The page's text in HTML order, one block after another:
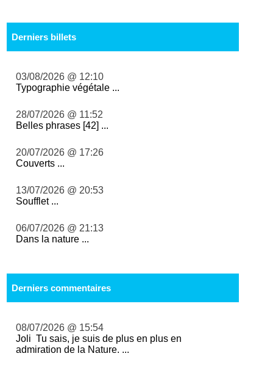
Derniers billets
03/08/2026 @ 12:10
Typographie végétale ...
28/07/2026 @ 11:52
Belles phrases [42] ...
20/07/2026 @ 17:26
Couverts ...
13/07/2026 @ 20:53
Soufflet ...
06/07/2026 @ 21:13
Dans la nature ...
Derniers commentaires
08/07/2026 @ 15:54
Joli Tu sais, je suis de plus en plus en
admiration de la Nature. ...